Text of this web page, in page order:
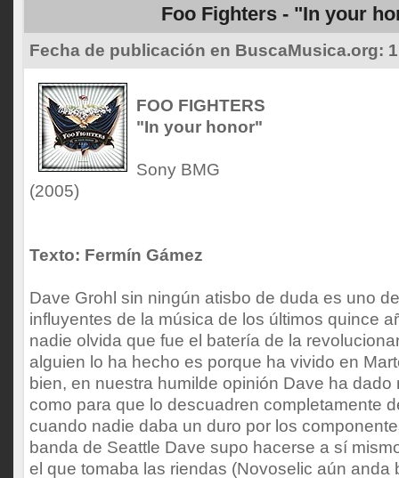
Foo Fighters - "In your
Fecha de publicación en BuscaMusica.org:
FOO FIGHTERS
"In your honor"
Sony BMG
(2005)
Texto: Fermín Gámez
Dave Grohl sin ningún atisbo de duda es uno
influyentes de la música de los últimos quince
nadie olvida que fue el batería de la
alguien lo ha hecho es porque ha vivido en
bien, en nuestra humilde opinión Dave ha dado
como para que lo descuadren completamente
cuando nadie daba un duro por los
banda de Seattle Dave supo hacerse a sí
el que tomaba las riendas (Novoselic aún anda